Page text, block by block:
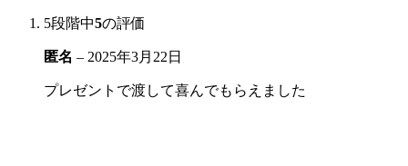
5段階中5の評価
匿名 – 2025年3月22日
プレゼントで渡して喜んでもらえました